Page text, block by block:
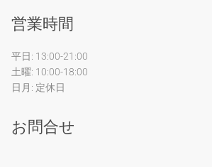
営業時間
平日: 13:00-21:00
土曜: 10:00-18:00
日月: 定休日
お問合せ